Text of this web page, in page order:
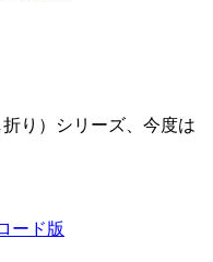
り）シリーズ、今度は